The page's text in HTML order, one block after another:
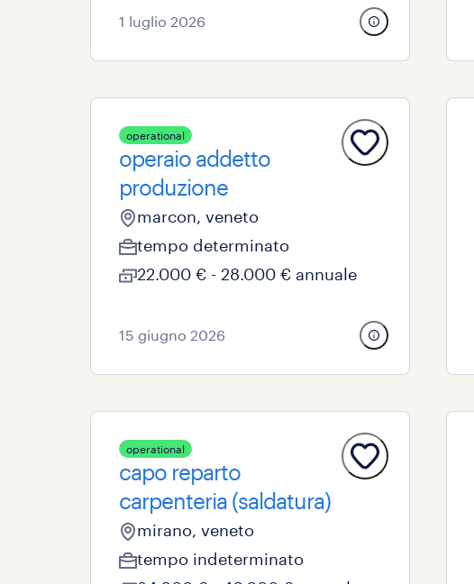
1 luglio 2026
operational
operaio addetto
produzione
marcon, veneto
tempo determinato
22.000 € - 28.000 € annuale
15 giugno 2026
operational
capo reparto
carpenteria (saldatura)
mirano, veneto
tempo indeterminato